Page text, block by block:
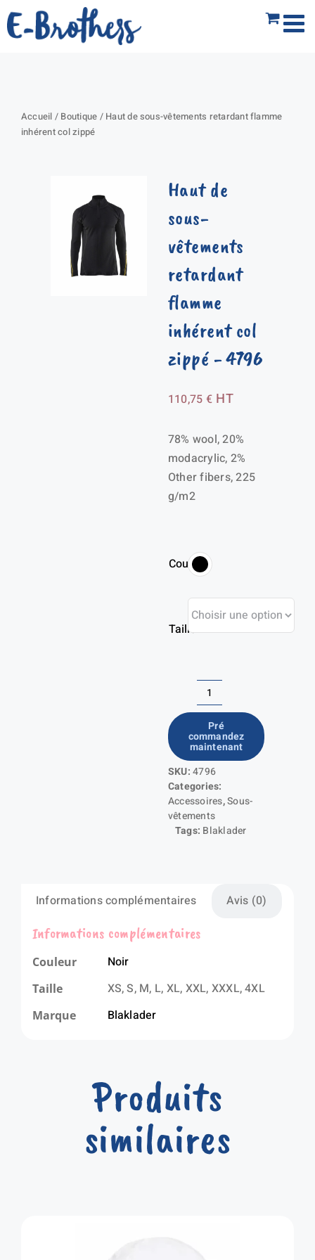
Passer
au
Accueil / Boutique / Haut de sous-vêtements retardant flamme
inhérent col zippé
Haut de
sous-
vêtements
retardant
flamme
inhérent col
zippé- 4796
110,75 € HT
78% wool, 20%
modacrylic, 2%
Other fibers, 225
g/m2
Couleur
Taille
quantité
de
Haut
de
sous-
vêtements
retardant
flamme
Pré
commandez
maintenant
SKU:4796
Categories:
Accessoires,Sous-
vêtements
Tags: Blaklader
Informations complémentaires Avis (0)
Informations complémentaires
Couleur Noir
Taille XS, S, M, L, XL, XXL, XXXL, 4XL
Marque Blaklader
Produits
similaires